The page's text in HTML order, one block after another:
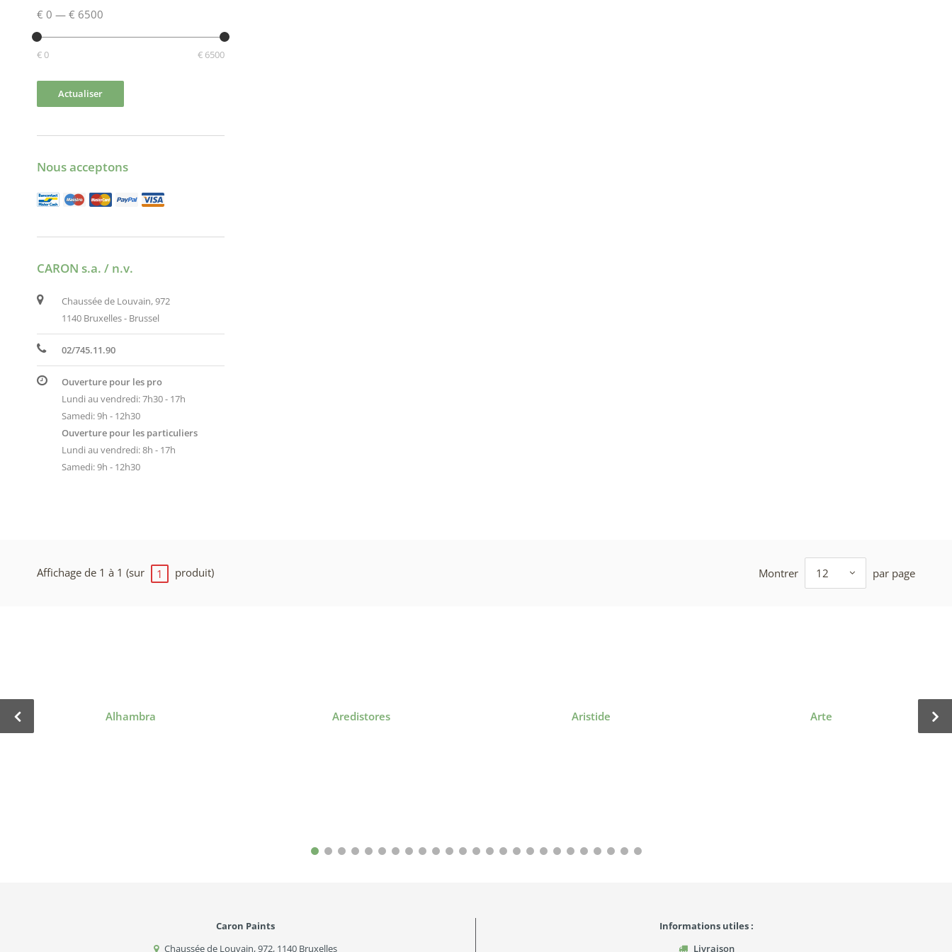
€ 0 — € 6500
€ 0 € 6500
Actualiser
Nous acceptons
CARON s.a. / n.v.
Chaussée de Louvain, 972
1140 Bruxelles - Brussel
02/745.11.90
Ouverture pour les pro
Lundi au vendredi: 7h30 - 17h
Samedi: 9h - 12h30
Ouverture pour les particuliers
Lundi au vendredi: 8h - 17h
Samedi: 9h - 12h30
Affichage de 1 à 1 (sur 1 produit) Montrer 12 par page
Alhambra Aredistores Aristide Arte
Caron Paints
Chaussée de Louvain, 972, 1140 Bruxelles
Informations utiles :
Livraison